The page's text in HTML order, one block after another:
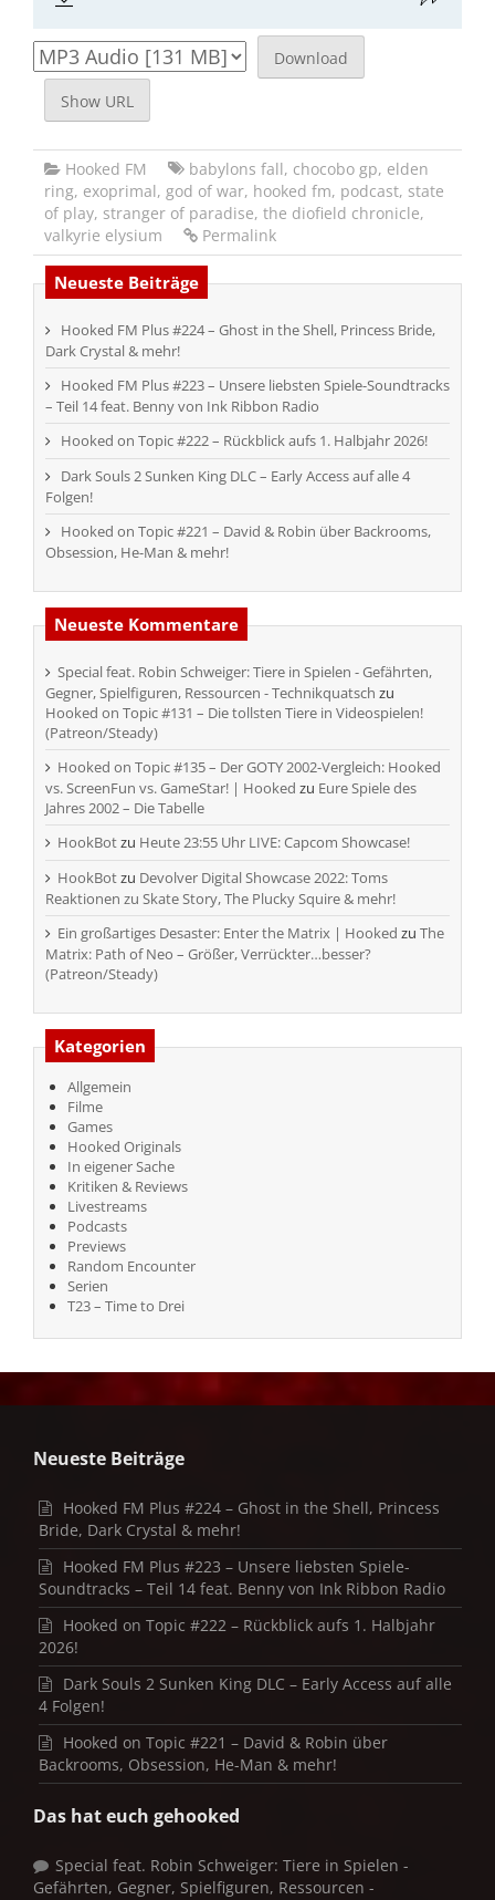
Download
Show URL
Hooked FM babylons fall, chocobo gp, elden
ring, exoprimal, god of war, hooked fm, podcast, state
of play, stranger of paradise, the diofield chronicle,
valkyrie elysium
Permalink
Neueste Beiträge
Hooked FM Plus #224 – Ghost in the Shell, Princess Bride,
Dark Crystal & mehr!
Hooked FM Plus #223 – Unsere liebsten Spiele-Soundtracks
– Teil 14 feat. Benny von Ink Ribbon Radio
Hooked on Topic #222 – Rückblick aufs 1. Halbjahr 2026!
Dark Souls 2 Sunken King DLC – Early Access auf alle 4
Folgen!
Hooked on Topic #221 – David & Robin über Backrooms,
Obsession, He-Man & mehr!
Neueste Kommentare
Special feat. Robin Schweiger: Tiere in Spielen - Gefährten,
Gegner, Spielfiguren, Ressourcen - Technikquatsch zu
Hooked on Topic #131 – Die tollsten Tiere in Videospielen!
(Patreon/Steady)
Hooked on Topic #135 – Der GOTY 2002-Vergleich: Hooked
vs. ScreenFun vs. GameStar! | Hooked zu Eure Spiele des
Jahres 2002 – Die Tabelle
HookBotzu Heute 23:55 Uhr LIVE: Capcom Showcase!
HookBotzu Devolver Digital Showcase 2022: Toms
Reaktionen zu Skate Story, The Plucky Squire & mehr!
Ein großartiges Desaster: Enter the Matrix | Hooked zu The
Matrix: Path of Neo – Größer, Verrückter…besser?
(Patreon/Steady)
Kategorien
Allgemein
Filme
Games
Hooked Originals
In eigener Sache
Kritiken & Reviews
Livestreams
Podcasts
Previews
Random Encounter
Serien
T23 – Time to Drei
Neueste Beiträge
Hooked FM Plus #224 – Ghost in the Shell, Princess
Bride, Dark Crystal & mehr!
Hooked FM Plus #223 – Unsere liebsten Spiele-
Soundtracks – Teil 14 feat. Benny von Ink Ribbon Radio
Hooked on Topic #222 – Rückblick aufs 1. Halbjahr
2026!
Dark Souls 2 Sunken King DLC – Early Access auf alle
4 Folgen!
Hooked on Topic #221 – David & Robin über
Backrooms, Obsession, He-Man & mehr!
Das hat euch gehooked
Special feat. Robin Schweiger: Tiere in Spielen -
Gefährten, Gegner, Spielfiguren, Ressourcen -